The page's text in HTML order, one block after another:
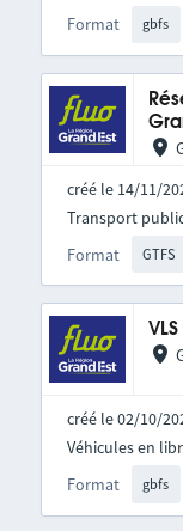
Format gbfs
créé le 14/11/
Format GTFS
Transport
créé le 02/10/
Format gbfs
Véhicules en